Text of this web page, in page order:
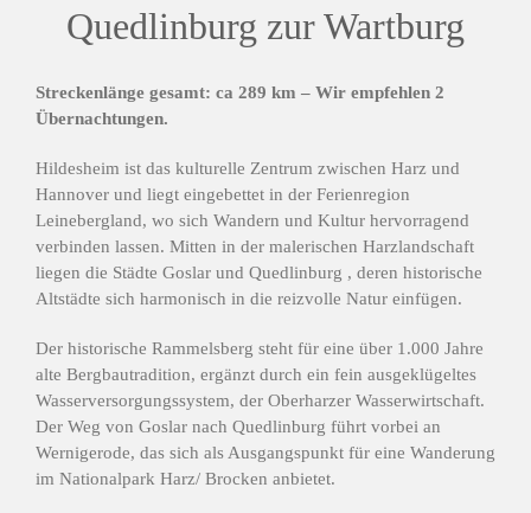
Quedlinburg zur Wartburg
Streckenlänge gesamt: ca 289 km – Wir empfehlen 2
Übernachtungen.
Hildesheim ist das kulturelle Zentrum zwischen Harz und
Hannover und liegt eingebettet in der Ferienregion
Leinebergland, wo sich Wandern und Kultur hervorragend
verbinden lassen. Mitten in der malerischen Harzlandschaft
liegen die Städte Goslar und Quedlinburg , deren historische
Altstädte sich harmonisch in die reizvolle Natur einfügen.
Der historische Rammelsberg steht für eine über 1.000 Jahre
alte Bergbautradition, ergänzt durch ein fein ausgeklügeltes
Wasserversorgungssystem, der Oberharzer Wasserwirtschaft.
Der Weg von Goslar nach Quedlinburg führt vorbei an
Wernigerode, das sich als Ausgangspunkt für eine Wanderung
im Nationalpark Harz/ Brocken anbietet.